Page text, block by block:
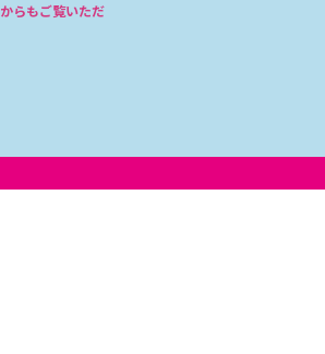
らもご覧いただ